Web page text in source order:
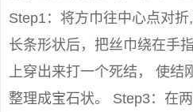
Step1：将方巾往中心点对
长条形状后，把丝巾绕在手
上穿出来打一个死结， 使结
整理成宝石状。 Step3：在